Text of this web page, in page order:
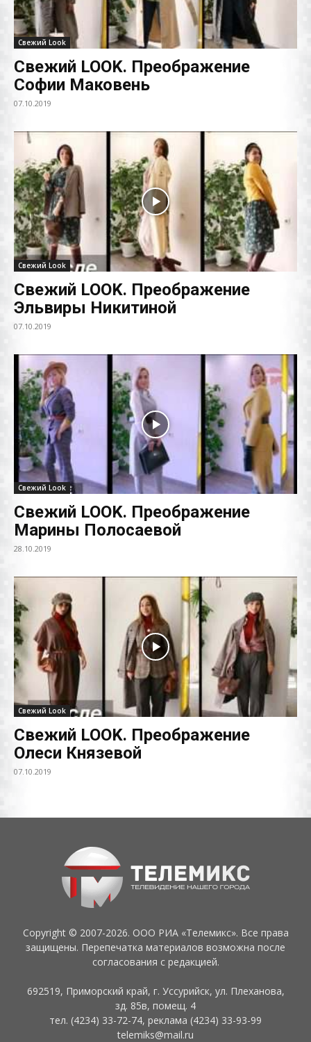
Свежий Look
Свежий LOOK. Преображение
Софии Маковень
07.10.2019
Свежий Look
Свежий LOOK. Преображение
Эльвиры Никитиной
07.10.2019
Свежий Look
Свежий LOOK. Преображение
Марины Полосаевой
28.10.2019
Свежий Look
Свежий LOOK. Преображение
Олеси Князевой
07.10.2019
Copyright © 2007-2026. ООО РИА «Телемикс». Все права
защищены. Перепечатка материалов возможна после
согласования с редакцией.
692519, Приморский край, г. Уссурийск, ул. Плеханова,
зд. 85в, помещ. 4
тел. (4234) 33-72-74, реклама (4234) 33-93-99
telemiks@mail.ru